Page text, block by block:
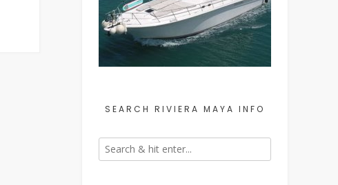
SEARCH RIVIERA MAYA INFO